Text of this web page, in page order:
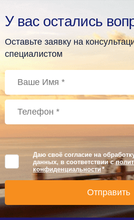
У вас остались
Оставьте заявку на
специалистом
Даю своё согласие на
данных, в соответствии с
конфиденциальности *